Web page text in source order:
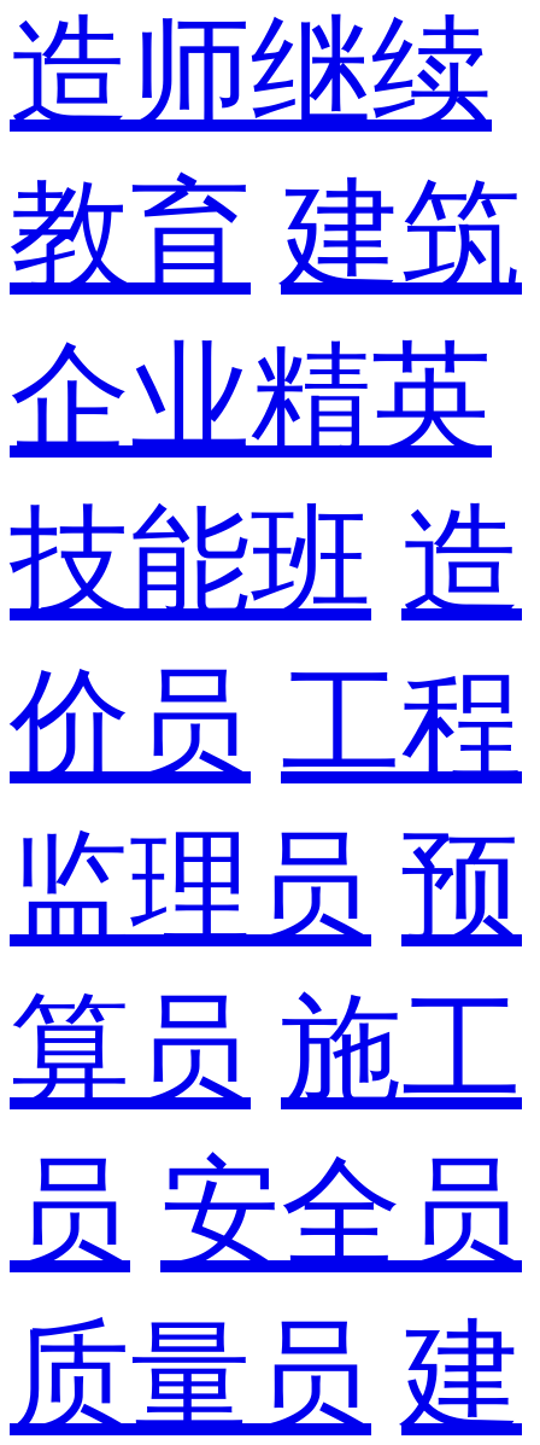
造师继续
教育 建筑
企业精英
技能班 造
价员 工程
监理员 预
算员 施工
员 安全员
质量员 建